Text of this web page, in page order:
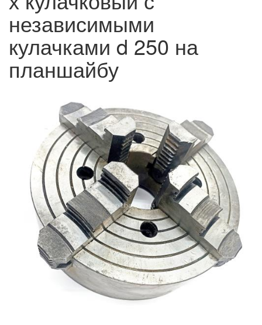
независимыми
кулачками d 250 на
планшайбу